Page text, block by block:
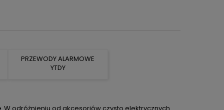
PRZEWODY ALARMOWE
YTDY